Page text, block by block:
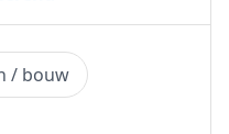
/ bouw